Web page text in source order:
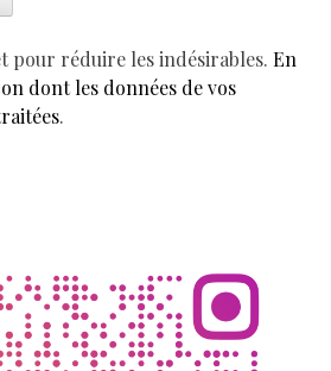
pour réduire les indésirables. En
dont les données de vos
.